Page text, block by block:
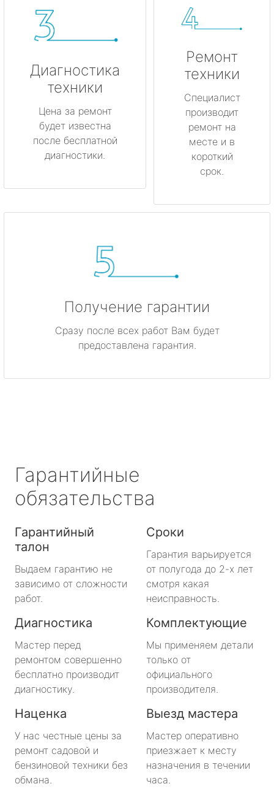
Диагностика
техники
Цена за ремонт
будет известна
после бесплатной
диагностики.
Ремонт
техники
Специалист
производит
ремонт на
месте и в
короткий
срок.
Получение гарантии
Сразу после всех работ Вам будет
предоставлена гарантия.
Гарантийные
обязательства
Гарантийный
талон
Выдаем гарантию не
зависимо от сложности
работ.
Сроки
Гарантия варьируется
от полугода до 2-х лет
смотря какая
неисправность.
Диагностика
Мастер перед
ремонтом совершенно
бесплатно производит
диагностику.
Комплектующие
Мы применяем детали
только от
официального
производителя.
Наценка
У нас честные цены за
ремонт садовой и
бензиновой техники без
обмана.
Выезд мастера
Мастер оперативно
приезжает к месту
назначения в течении
часа.